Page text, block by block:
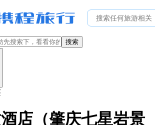
搜索
店（肇庆七星岩景